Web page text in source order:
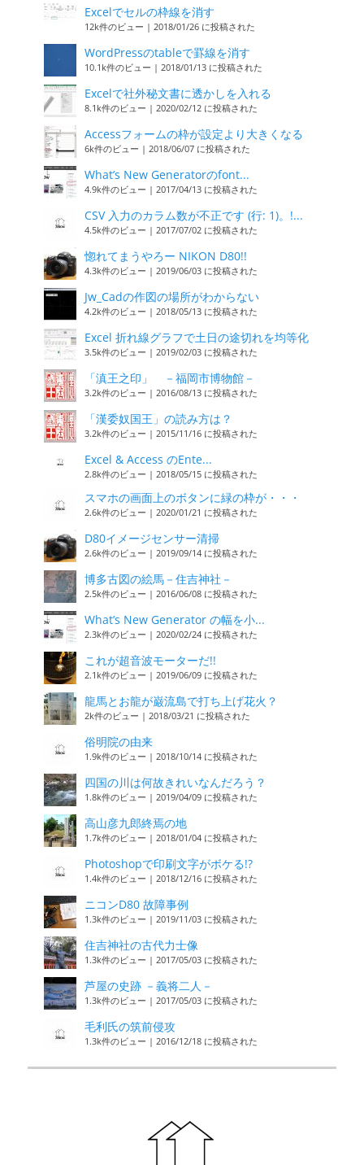
Excelでセルの枠線を消す
12k件のビュー | 2018/01/26 に投稿された
WordPressのtableで罫線を消す
10.1k件のビュー | 2018/01/13 に投稿された
Excelで社外秘文書に透かしを入れる
8.1k件のビュー | 2020/02/12 に投稿された
Accessフォームの枠が設定より大きくなる
6k件のビュー | 2018/06/07 に投稿された
What’s New Generatorのfont...
4.9k件のビュー | 2017/04/13 に投稿された
CSV 入力のカラム数が不正です (行: 1)。!...
4.5k件のビュー | 2017/07/02 に投稿された
惚れてまうやろー NIKON D80!!
4.3k件のビュー | 2019/06/03 に投稿された
Jw_Cadの作図の場所がわからない
4.2k件のビュー | 2018/05/13 に投稿された
Excel 折れ線グラフで土日の途切れを均等化
3.5k件のビュー | 2019/02/03 に投稿された
「滇王之印」 －福岡市博物館－
3.2k件のビュー | 2016/08/13 に投稿された
「漢委奴国王」の読み方は？
3.2k件のビュー | 2015/11/16 に投稿された
Excel & Access のEnte...
2.8k件のビュー | 2018/05/15 に投稿された
スマホの画面上のボタンに緑の枠が・・・
2.6k件のビュー | 2020/01/21 に投稿された
D80イメージセンサー清掃
2.6k件のビュー | 2019/09/14 に投稿された
博多古図の絵馬－住吉神社－
2.5k件のビュー | 2016/06/08 に投稿された
What’s New Generator の幅を小...
2.3k件のビュー | 2020/02/24 に投稿された
これが超音波モーターだ!!
2.1k件のビュー | 2019/06/09 に投稿された
龍馬とお龍が巌流島で打ち上げ花火？
2k件のビュー | 2018/03/21 に投稿された
俗明院の由来
1.9k件のビュー | 2018/10/14 に投稿された
四国の川は何故きれいなんだろう？
1.8k件のビュー | 2019/04/09 に投稿された
高山彦九郎終焉の地
1.7k件のビュー | 2018/01/04 に投稿された
Photoshopで印刷文字がボケる!?
1.4k件のビュー | 2018/12/16 に投稿された
ニコンD80 故障事例
1.3k件のビュー | 2019/11/03 に投稿された
住吉神社の古代力士像
1.3k件のビュー | 2017/05/03 に投稿された
芦屋の史跡 －義将二人－
1.3k件のビュー | 2017/05/03 に投稿された
毛利氏の筑前侵攻
1.3k件のビュー | 2016/12/18 に投稿された